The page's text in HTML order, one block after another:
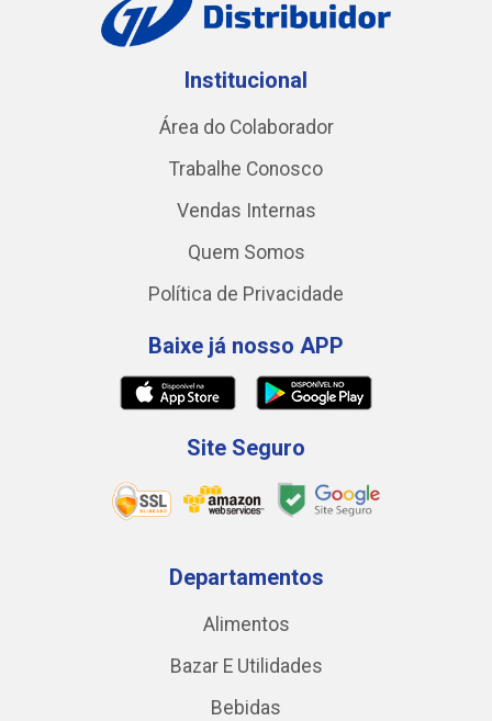
Institucional
Área do Colaborador
Trabalhe Conosco
Vendas Internas
Quem Somos
Política de Privacidade
Baixe já nosso APP
Site Seguro
Departamentos
Alimentos
Bazar E Utilidades
Bebidas